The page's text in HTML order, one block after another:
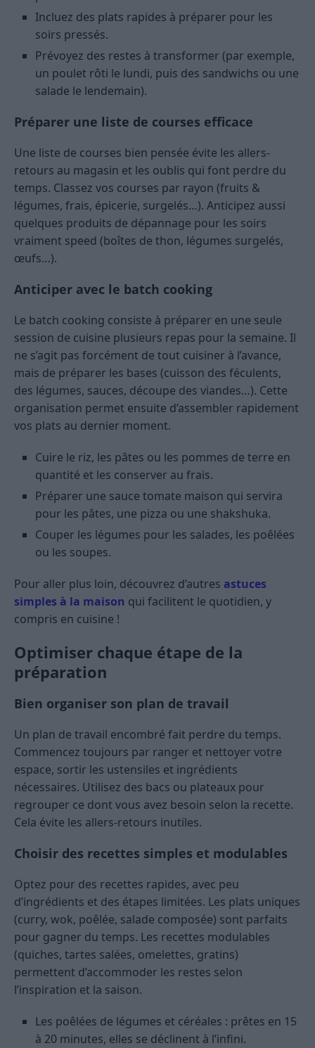
Incluez des plats rapides à préparer pour les
soirs pressés.
Prévoyez des restes à transformer (par exemple,
un poulet rôti le lundi, puis des sandwichs ou une
salade le lendemain).
Préparer une liste de courses efficace
Une liste de courses bien pensée évite les allers-
retours au magasin et les oublis qui font perdre du
temps. Classez vos courses par rayon (fruits &
légumes, frais, épicerie, surgelés…). Anticipez aussi
quelques produits de dépannage pour les soirs
vraiment speed (boîtes de thon, légumes surgelés,
œufs…).
Anticiper avec le batch cooking
Le batch cooking consiste à préparer en une seule
session de cuisine plusieurs repas pour la semaine. Il
ne s’agit pas forcément de tout cuisiner à l’avance,
mais de préparer les bases (cuisson des féculents,
des légumes, sauces, découpe des viandes…). Cette
organisation permet ensuite d’assembler rapidement
vos plats au dernier moment.
Cuire le riz, les pâtes ou les pommes de terre en
quantité et les conserver au frais.
Préparer une sauce tomate maison qui servira
pour les pâtes, une pizza ou une shakshuka.
Couper les légumes pour les salades, les poêlées
ou les soupes.
Pour aller plus loin, découvrez d’autres astuces
simples à la maison qui facilitent le quotidien, y
compris en cuisine !
Optimiser chaque étape de la
préparation
Bien organiser son plan de travail
Un plan de travail encombré fait perdre du temps.
Commencez toujours par ranger et nettoyer votre
espace, sortir les ustensiles et ingrédients
nécessaires. Utilisez des bacs ou plateaux pour
regrouper ce dont vous avez besoin selon la recette.
Cela évite les allers-retours inutiles.
Choisir des recettes simples et modulables
Optez pour des recettes rapides, avec peu
d’ingrédients et des étapes limitées. Les plats uniques
(curry, wok, poêlée, salade composée) sont parfaits
pour gagner du temps. Les recettes modulables
(quiches, tartes salées, omelettes, gratins)
permettent d’accommoder les restes selon
l’inspiration et la saison.
Les poêlées de légumes et céréales : prêtes en 15
à 20 minutes, elles se déclinent à l’infini.